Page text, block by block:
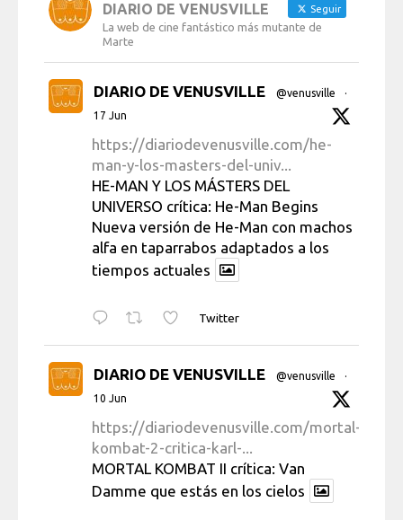
DIARIO DE VENUSVILLE Seguir
La web de cine fantástico más mutante de
Marte
DIARIO DE VENUSVILLE @venusville
·
17 Jun
https://diariodevenusville.com/he-
man-y-los-masters-del-univ...
HE-MAN Y LOS MÁSTERS DEL
UNIVERSO crítica: He-Man Begins
Nueva versión de He-Man con machos
alfa en taparrabos adaptados a los
tiempos actuales
Twitter
DIARIO DE VENUSVILLE @venusville
·
10 Jun
https://diariodevenusville.com/mortal-
kombat-2-critica-karl-...
MORTAL KOMBAT II crítica: Van
Damme que estás en los cielos